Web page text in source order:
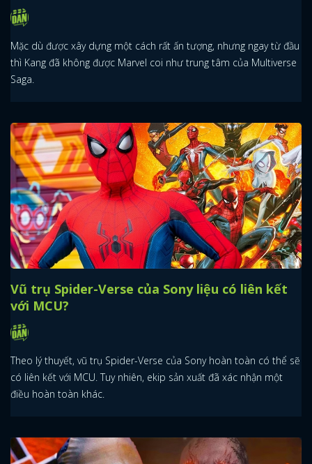
Mặc dù được xây dựng một cách rất ấn tượng, nhưng ngay từ đầu
thì Kang đã không được Marvel coi như trung tâm của Multiverse
Saga.
Vũ trụ Spider-Verse của Sony liệu có liên kết
với MCU?
Theo lý thuyết, vũ trụ Spider-Verse của Sony hoàn toàn có thể sẽ
có liên kết với MCU. Tuy nhiên, ekip sản xuất đã xác nhận một
điều hoàn toàn khác.